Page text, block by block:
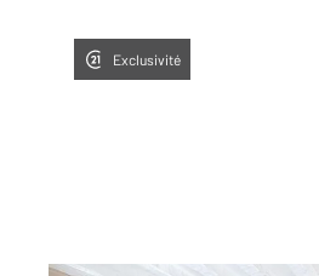
Exclusivité